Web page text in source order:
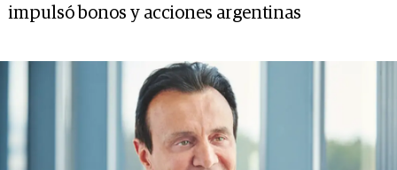
impulsó bonos y acciones argentinas